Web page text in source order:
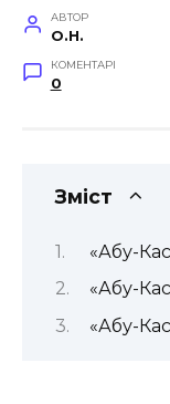
АВТОР
O.H.
КОМЕНТАРІ
0
Зміст
«Абу-
«Абу-
«Абу-